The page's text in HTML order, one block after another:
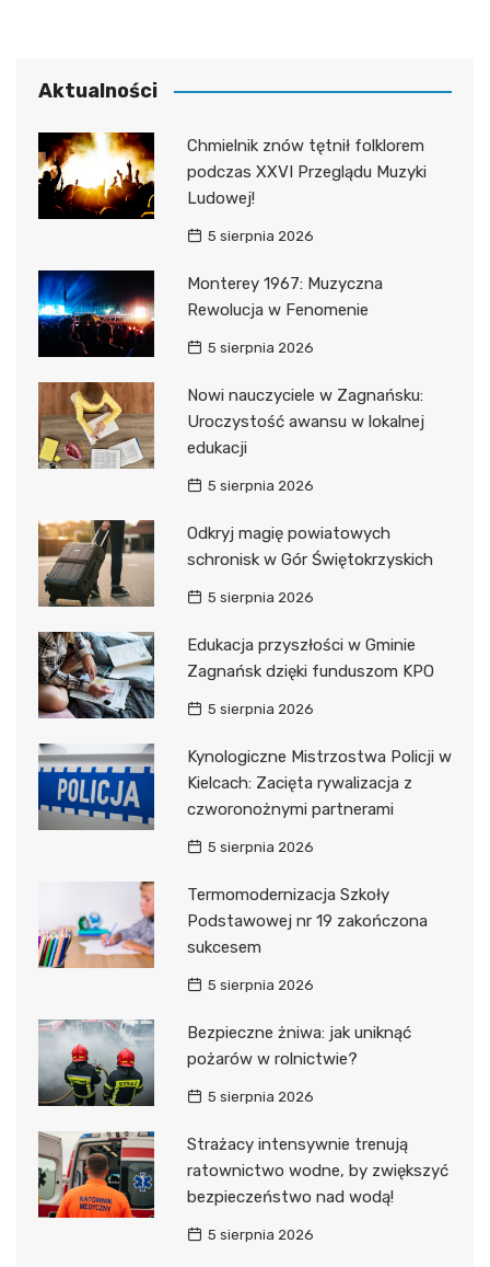
Aktualności
Chmielnik znów tętnił folklorem
podczas XXVI Przeglądu Muzyki
Ludowej!
5 sierpnia 2026
Monterey 1967: Muzyczna
Rewolucja w Fenomenie
5 sierpnia 2026
Nowi nauczyciele w Zagnańsku:
Uroczystość awansu w lokalnej
edukacji
5 sierpnia 2026
Odkryj magię powiatowych
schronisk w Gór Świętokrzyskich
5 sierpnia 2026
Edukacja przyszłości w Gminie
Zagnańsk dzięki funduszom KPO
5 sierpnia 2026
Kynologiczne Mistrzostwa Policji w
Kielcach: Zacięta rywalizacja z
czworonożnymi partnerami
5 sierpnia 2026
Termomodernizacja Szkoły
Podstawowej nr 19 zakończona
sukcesem
5 sierpnia 2026
Bezpieczne żniwa: jak uniknąć
pożarów w rolnictwie?
5 sierpnia 2026
Strażacy intensywnie trenują
ratownictwo wodne, by zwiększyć
bezpieczeństwo nad wodą!
5 sierpnia 2026